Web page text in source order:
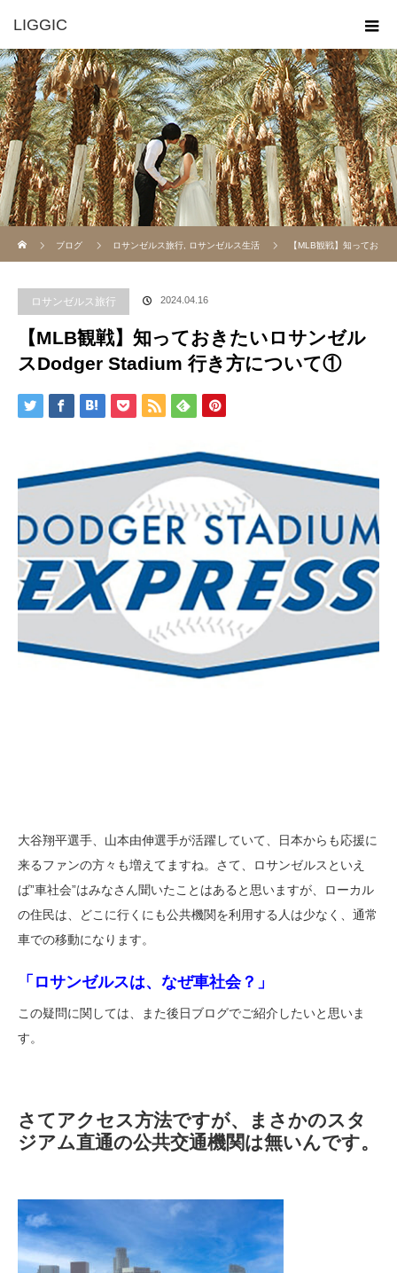
LIGGIC
ブログ
ロサンゼルス旅行 ロサンゼルス生活 【MLB観戦】知ってお
ロサンゼルス旅行 2024.04.16
【MLB観戦】知っておきたいロサンゼル
スDodger Stadium 行き方について①
大谷翔平選手、山本由伸選手が活躍していて、日本からも応援に
来るファンの方々も増えてますね。さて、ロサンゼルスといえ
ば”車社会”はみなさん聞いたことはあると思いますが、ローカル
の住民は、どこに行くにも公共機関を利用する人は少なく、通常
車での移動になります。
「ロサンゼルスは、なぜ車社会？」
この疑問に関しては、また後日ブログでご紹介したいと思いま
す。
さてアクセス方法ですが、まさかのスタ
ジアム直通の公共交通機関は無いんです。